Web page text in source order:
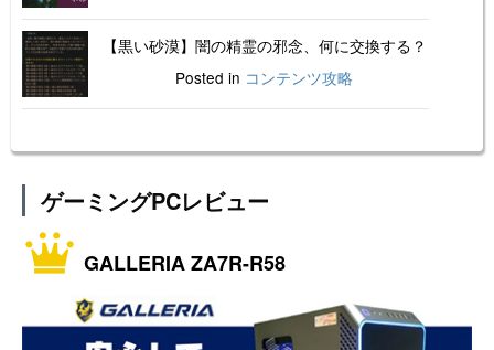
【黒い砂漠】闇の精霊の邪念、何に交換する？
Posted in コンテンツ攻略
ゲーミングPCレビュー
GALLERIA ZA7R-R58